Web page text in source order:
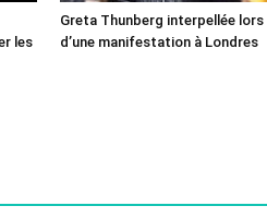
les
Greta Thunberg interpellée lors
d’une manifestation à Londres